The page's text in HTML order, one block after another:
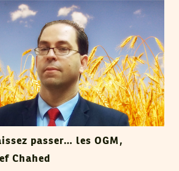
passer… les OGM,
Chahed